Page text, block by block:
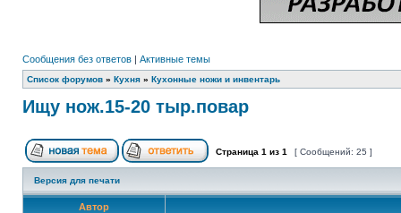
Сообщения без ответов | Активные темы
Список форумов » Кухня » Кухонные ножи и инвентарь
Ищу нож.15-20 тыр.повар
Страница 1 из 1 [ Сообщений: 25 ]
Версия для печати
Автор